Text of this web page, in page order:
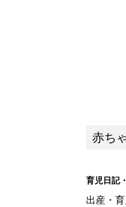
赤ち
育児日記
出産・